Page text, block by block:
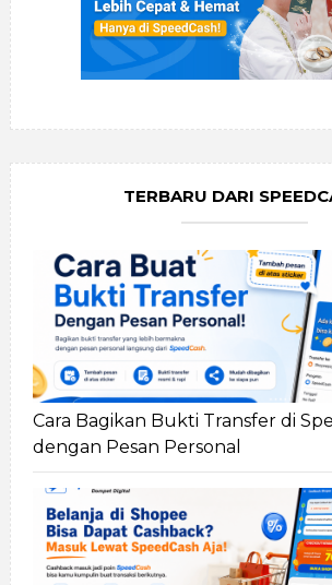
TERBARU DARI
Cara Bagikan Bukti Transfer di
dengan Pesan Personal